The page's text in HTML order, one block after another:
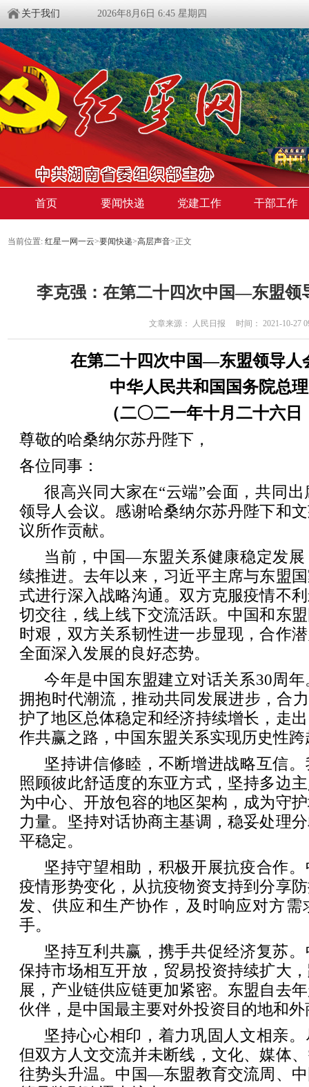
关于我们 2026年8月6日 6:45 星期四
首页 要闻快递 党建工作 干部工作
当前位置: 红星一网一云>要闻快递>高层声音>正文
李克强：在第二十四次中国—东盟领
文章来源： 人民日报 时间： 2021-10-27
在第二十四次中国—东盟领导人
中华人民共和国国务院总
（二〇二一年十月二十六日
尊敬的哈桑纳尔苏丹陛下，
各位同事：
很高兴同大家在“云端”会面，共同
领导人会议。感谢哈桑纳尔苏丹陛下和
议所作贡献。
当前，中国—东盟关系健康稳定发
续推进。去年以来，习近平主席与东盟
式进行深入战略沟通。双方克服疫情不
切交往，线上线下交流活跃。中国和东
时艰，双方关系韧性进一步显现，合作
全面深入发展的良好态势。
今年是中国东盟建立对话关系30周
拥抱时代潮流，推动共同发展进步，合
护了地区总体稳定和经济持续增长，走
作共赢之路，中国东盟关系实现历史性跨
坚持讲信修睦，不断增进战略互信
照顾彼此舒适度的东亚方式，坚持多边
为中心、开放包容的地区架构，成为守
力量。坚持对话协商主基调，稳妥处理
平稳定。
坚持守望相助，积极开展抗疫合作
疫情形势变化，从抗疫物资支持到分享
发、供应和生产协作，及时响应对方需
手。
坚持互利共赢，携手共促经济复苏
保持市场相互开放，贸易投资持续扩大
展，产业链供应链更加紧密。东盟自去
伙伴，是中国最主要对外投资目的地和
坚持心心相印，着力巩固人文相亲
但双方人文交流并未断线，文化、媒体
往势头升温。中国—东盟教育交流周、